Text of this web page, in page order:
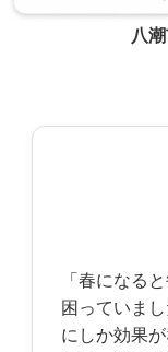
八
「春になる
困っていま
にしか効果